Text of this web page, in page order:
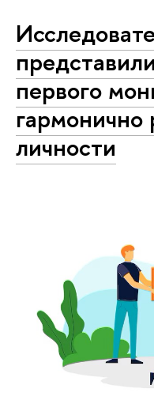
первого
гармонично
личности